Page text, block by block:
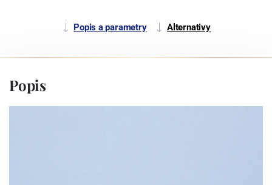
Popis a parametry Alternativy
Popis